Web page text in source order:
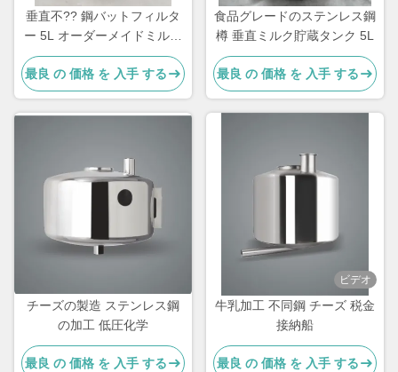
垂直不?? 鋼バットフィルタ
ー 5L オーダーメイドミルク
水分離機
最良 の 価格 を 入手 する
食品グレードのステンレス鋼
樽 垂直ミルク貯蔵タンク 5L
最良 の 価格 を 入手 する
チーズの製造 ステンレス鋼
の加工 低圧化学
最良 の 価格 を 入手 する
ビデオ
牛乳加工 不同鋼 チーズ 税金
接納船
最良 の 価格 を 入手 する